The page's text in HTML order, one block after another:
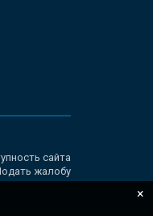
сайта
жалобу
×